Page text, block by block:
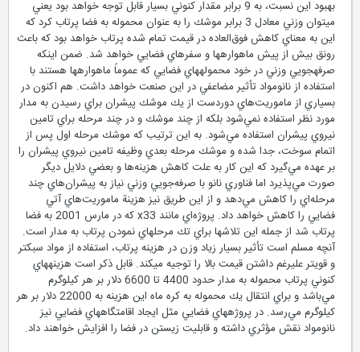
بهبود اين نسبت، به 9 برابر مقدار كنوني بسيار قابل توجه خواهد بود يعني
مي­توان وزني معادل 3 برابر موشك را به عنوان محموله به فضا پرتاب كرد كه
اين به معناي كاهش فوق‌العاده در قيمت تمام شده پرتاب خواهد بود كه باعث
رونق بيش از پيش ماهواره­ها و سفرهاي فضايي خواهد شد. ضمن اينكه
صرفه­جويي وزني در خود محموله­هاي فضايي كه عموماً ماهواره­ها هستند با
استفاده از نانومواد تأثير مضاعفي در اين صنعت خواهد داشت. هم اكنون در
بسياري از ماموريت‌هاي دوردست از يك موشك پيشران براي رسيدن به مدار
مورد نظر استفاده نمي‌شود بلكه از چند موشك و در چند مرحله براي تامين
نيروي پيشران استفاده مي‌شود. به اين ترتيب كه موشك مرحله اول پس از
اتمام سوخت، جدا شده و موشك مرحله بعدي وظيفه تامين نيروي پيشران را
بر عهده مي‌گيرد كه اين كار به علت كاهش هزينه‌ها و بعضي دلايل ديگر
صورت مي‌پذيرد اما فناوري نانو با صرفه‌جويي وزني نياز به پيشران‌هاي چند
مرحله‌اي را كاهش مي‌دهد و از اين طريق نيز هزينة ماموريت‌هاي آتي
فضايي را كاهش خواهد داد. پروژه‌اي مانند x33 كه در مارس 2001 به فضا
پرتاب شد از جمله اين تلاشها براي تك مرحله­اي نمودن پرتاب به مدار است.
آنچه مسلم است تأثير بسيار زياد وزن در هزينه پرتاب، استفاده از مواد سبكتر
و قويتر عليرغم داشتن قيمت بالا را توجيه مي­كند. قابل ذكر است هزينه­هاي
كنوني پرتاب محموله به مدار حدود 4400 تا 6600 دلار بر هر كيلوگرم
مي‌باشد و براي انتقال يك محموله به كره ماه اين هزينه به 22000 دلار بر هر
كيلوگرم مي‌رسد. در پروژه­هاي فضايي مثل ايجاد اقامتگاههاي فضايي نيز
نانومواد نقش مؤثري داشته و قابليت زيستن در فضا را افزايش خواهند داد.